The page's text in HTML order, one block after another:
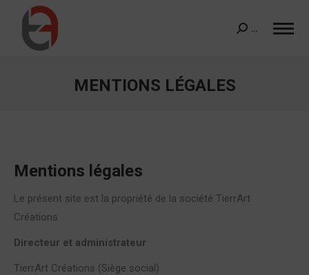
Search:
MENTIONS LÉGALES
Mentions légales
Le présent site est la propriété de la société TierrArt
Créations
Directeur et administrateur
TierrArt Créations (Siège social)